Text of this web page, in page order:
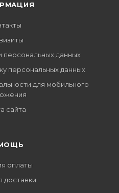
персональных данных
персональных данных
для мобильного
сайта
оплаты
доставки